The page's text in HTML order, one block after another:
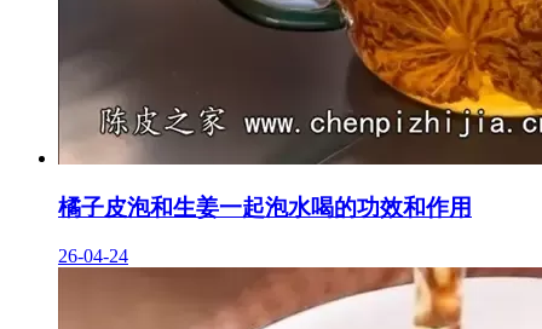
橘子皮泡和生姜一起泡水喝的功效和作用
26-04-24